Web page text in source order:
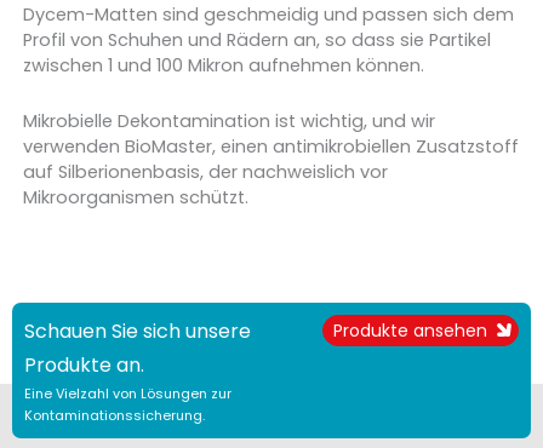
Dycem-Matten sind geschmeidig und passen sich dem
Profil von Schuhen und Rädern an, so dass sie Partikel
zwischen 1 und 100 Mikron aufnehmen können.
Mikrobielle Dekontamination ist wichtig, und wir
verwenden BioMaster, einen antimikrobiellen Zusatzstoff
auf Silberionenbasis, der nachweislich vor
Mikroorganismen schützt.
Schauen Sie sich unsere
Produkte an.
Eine Vielzahl von Lösungen zur
Kontaminationssicherung.
Produkte ansehen